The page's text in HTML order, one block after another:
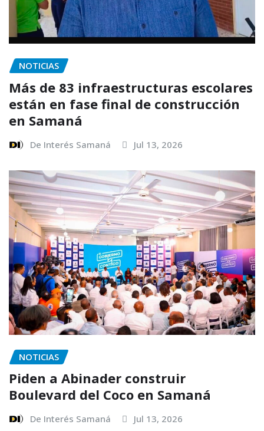
NOTICIAS
Más de 83 infraestructuras escolares
están en fase final de construcción
en Samaná
De Interés Samaná Jul 13, 2026
NOTICIAS
Piden a Abinader construir
Boulevard del Coco en Samaná
De Interés Samaná Jul 13, 2026